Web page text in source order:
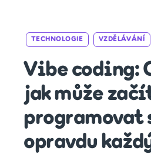
TECHNOLOGIE VZDĚLÁVÁNÍ
Vibe coding:
jak může
programovat
opravdu